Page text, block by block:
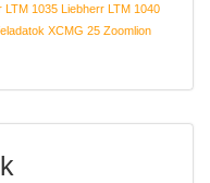
LTM 1035
Liebherr LTM 1040
XCMG 25 Zoomlion